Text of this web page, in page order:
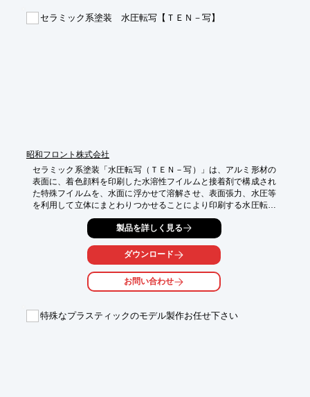
セラミック系塗装 水圧転写【ＴＥＮ－写】
昭和フロント株式会社
セラミック系塗装「水圧転写（ＴＥＮ－写）」は、アルミ形材の
表面に、着色顔料を印刷した水溶性フイルムと接着剤で構成され
た特殊フイルムを、水面に浮かせて溶解させ、表面張力、水圧等
を利用して立体にまとわりつかせることにより印刷する水圧転写
方式です。塗装では表現できなかった絵柄の表現が可能となりま
すので、無機質になりがちなアルミの表情を、豊富な10種類のカ
ラーバリエーションが個性豊かに演出します。また、トップコー
トにセラミック系塗装を採用していますので、ハガレ、色アセ、
変色、ツヤ変化に強く、屋外にも安心して使用できます。詳しく
はカタログをダウンロード、もしくはお問い合わせください。
製品を詳しく見る
ダウンロード
お問い合わせ
特殊なプラスティックのモデル製作お任せ下さい